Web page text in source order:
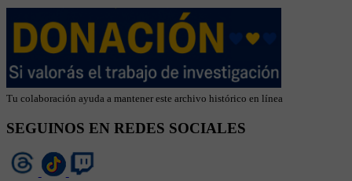
Tu colaboración ayuda a mantener este archivo histórico en línea
SEGUINOS EN REDES SOCIALES